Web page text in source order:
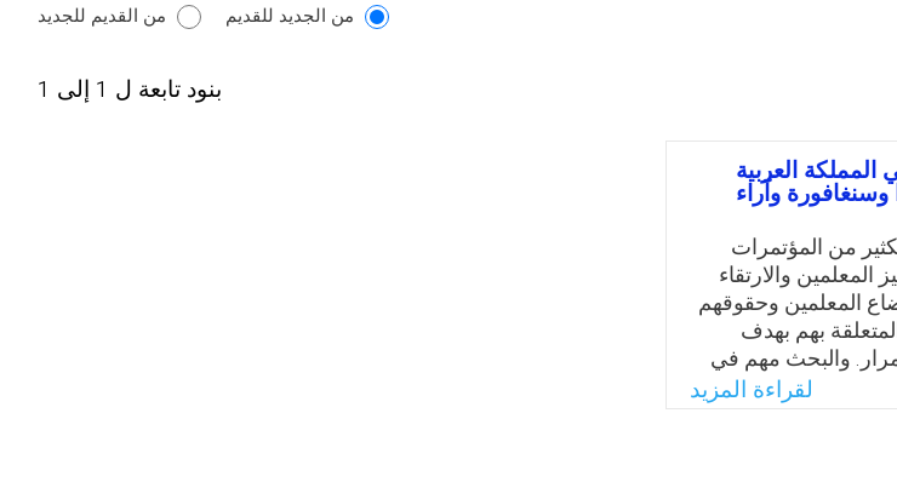
من الجديد للقديم
من القديم للجديد
بنود تابعة ل 1 إلى 1
العربية
وآراء
من المؤتمرات
والارتقاء
المعلمين وحقوقهم
بهم بهدف
والبحث مهم في
إصلاح منظومة
وخاصة ما يتعلق
لقراءة المزيد